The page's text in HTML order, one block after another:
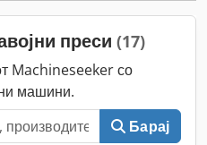
преси (17)
Machineseeker со
машини.
Барај